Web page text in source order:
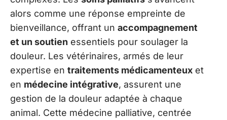
alors comme une réponse empreinte de
bienveillance, offrant un accompagnement
et un soutien essentiels pour soulager la
douleur. Les vétérinaires, armés de leur
expertise en traitements médicamenteux et
en médecine intégrative, assurent une
gestion de la douleur adaptée à chaque
animal. Cette médecine palliative, centrée